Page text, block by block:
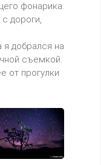
фонарика.
дороги,
я добрался на
съемкой.
от прогулки